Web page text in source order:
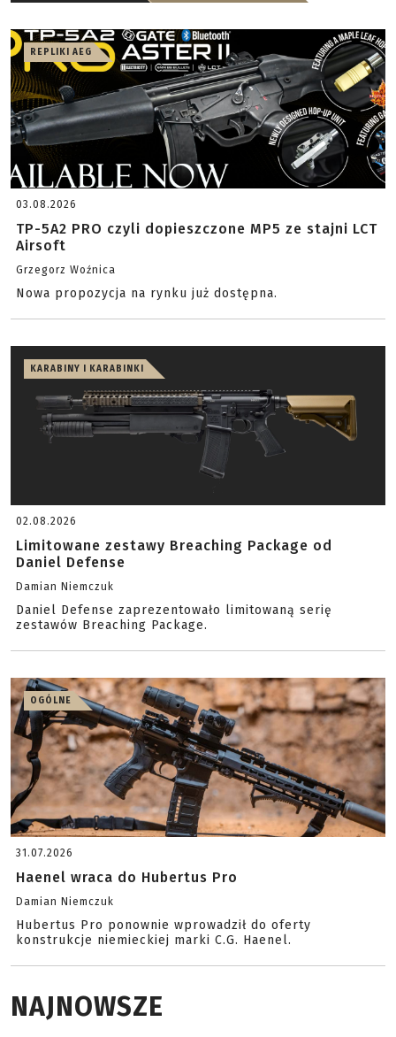
REPLIKI AEG
03.08.2026
TP-5A2 PRO czyli dopieszczone MP5 ze stajni LCT
Airsoft
Grzegorz Woźnica
Nowa propozycja na rynku już dostępna.
KARABINY I KARABINKI
02.08.2026
Limitowane zestawy Breaching Package od
Daniel Defense
Damian Niemczuk
Daniel Defense zaprezentowało limitowaną serię
zestawów Breaching Package.
OGÓLNE
31.07.2026
Haenel wraca do Hubertus Pro
Damian Niemczuk
Hubertus Pro ponownie wprowadził do oferty
konstrukcje niemieckiej marki C.G. Haenel.
NAJNOWSZE